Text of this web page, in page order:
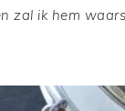
zal ik hem